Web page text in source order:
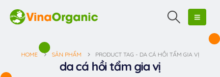
HOME SẢN PHẨM PRODUCT TAG - DA CÁ HỒI TẨM GIA VỊ
da cá hồi tẩm gia vị